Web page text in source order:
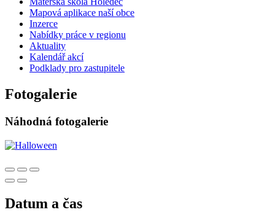
Mapová aplikace naší obce
Inzerce
Nabídky práce v regionu
Aktuality
Kalendář akcí
Podklady pro zastupitele
Fotogalerie
Náhodná fotogalerie
Datum a čas